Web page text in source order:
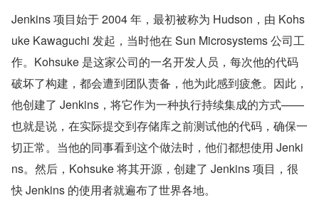
Jenkins 项目始于 2004 年，最初被称为 Hudson，由 Kohs
uke Kawaguchi 发起，当时他在 Sun Microsystems 公司工
作。Kohsuke 是这家公司的一名开发人员，每次他的代码
破坏了构建，都会遭到团队责备，他为此感到疲惫。因此，
他创建了 Jenkins，将它作为一种执行持续集成的方式——
也就是说，在实际提交到存储库之前测试他的代码，确保一
切正常。当他的同事看到这个做法时，他们都想使用 Jenki
ns。然后，Kohsuke 将其开源，创建了 Jenkins 项目，很
快 Jenkins 的使用者就遍布了世界各地。